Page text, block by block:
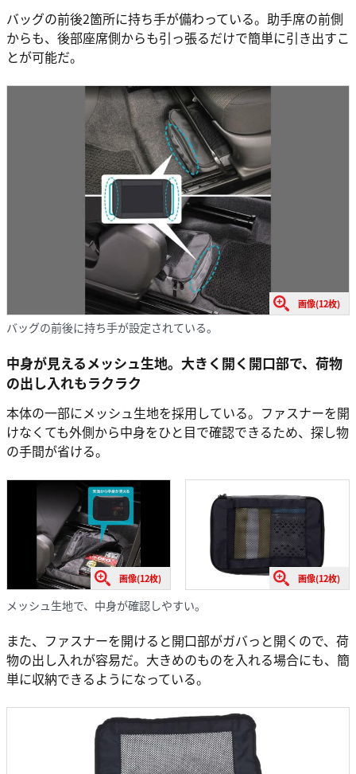
バッグの前後2箇所に持ち手が備わっている。助手席の前側
からも、後部座席側からも引っ張るだけで簡単に引き出すこ
とが可能だ。
画像(12枚)
バッグの前後に持ち手が設定されている。
中身が見えるメッシュ生地。大きく開く開口部で、荷物
の出し入れもラクラク
本体の一部にメッシュ生地を採用している。ファスナーを開
けなくても外側から中身をひと目で確認できるため、探し物
の手間が省ける。
画像(12枚) 画像(12枚)
メッシュ生地で、中身が確認しやすい。
また、ファスナーを開けると開口部がガバっと開くので、荷
物の出し入れが容易だ。大きめのものを入れる場合にも、簡
単に収納できるようになっている。